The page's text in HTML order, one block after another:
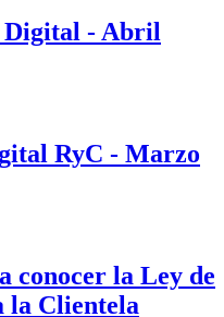
Digital - Abril
RyC - Marzo
conocer la Ley de
la Clientela